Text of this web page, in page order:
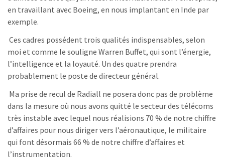
en travaillant avec Boeing, en nous implantant en Inde par
exemple.
Ces cadres possédent trois qualités indispensables, selon
moi et comme le souligne Warren Buffet, qui sont l’énergie,
l’intelligence et la loyauté. Un des quatre prendra
probablement le poste de directeur général.
Ma prise de recul de Radiall ne posera donc pas de problème
dans la mesure où nous avons quitté le secteur des télécoms
très instable avec lequel nous réalisions 70 % de notre chiffre
d’affaires pour nous diriger vers l’aéronautique, le militaire
qui font désormais 66 % de notre chiffre d’affaires et
l’instrumentation.